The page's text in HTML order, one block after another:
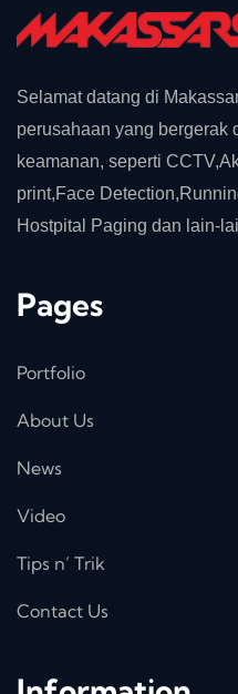
Selamat datang di
perusahaan yang bergerak
keamanan, seperti
print,Face
Hostpital Paging dan lain-
Pages
Portfolio
About Us
News
Video
Tips n’ Trik
Contact Us